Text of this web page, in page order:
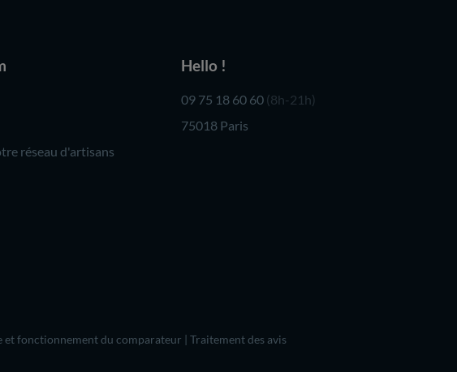
réseau d'artisans
Hello !
09 75 18 60 60 (8h-21h)
75018 Paris
et fonctionnement du comparateur | Traitement des avis